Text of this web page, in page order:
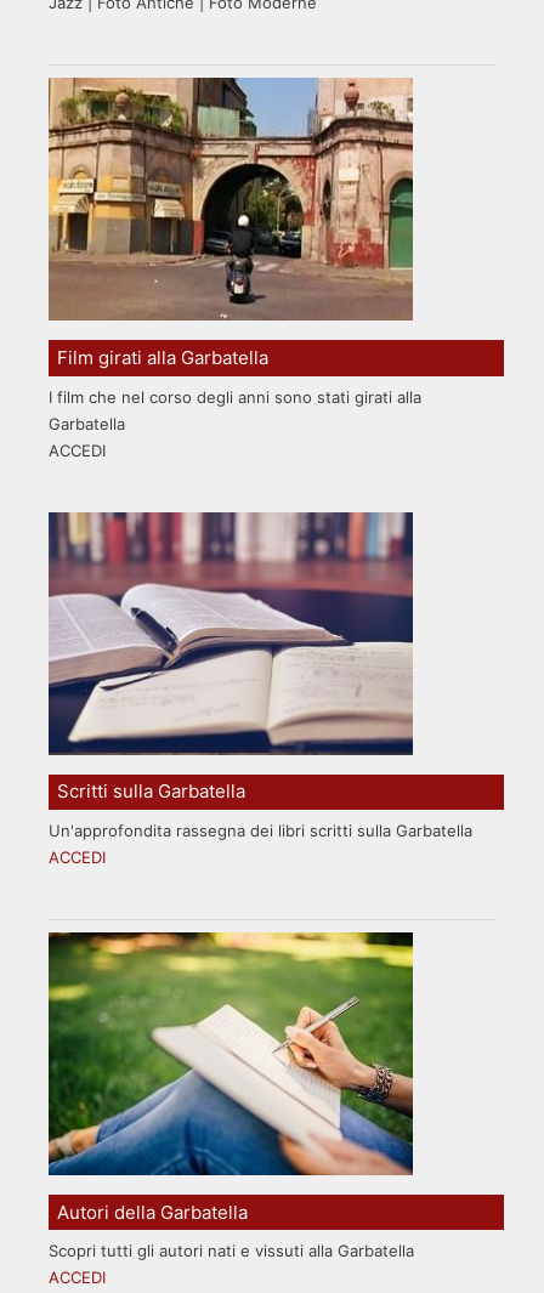
Film girati alla Garbatella
I film che nel corso degli anni sono stati girati alla
Garbatella
ACCEDI
Scritti sulla Garbatella
Un'approfondita rassegna dei libri scritti sulla Garbatella
ACCEDI
Autori della Garbatella
Scopri tutti gli autori nati e vissuti alla Garbatella
ACCEDI